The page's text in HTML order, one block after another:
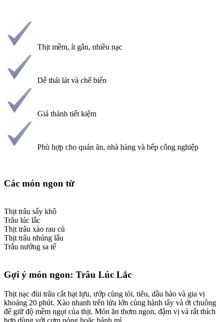
Thịt mềm, ít gân, nhiều nạc
Dễ thái lát và chế biến
Giá thành tiết kiệm
Phù hợp cho quán ăn, nhà hàng và bếp công nghiệp
Các món ngon từ​
Thịt trâu sấy khô
Trâu lúc lắc
Thịt trâu xào rau củ
Thịt trâu nhúng lẩu
Trâu nướng sa tế
Gợi ý món ngon: Trâu Lúc Lắc​
Thịt nạc đùi trâu cắt hạt lựu, ướp cùng tỏi, tiêu, dầu hào và gia vị
khoảng 20 phút. Xào nhanh trên lửa lớn cùng hành tây và ớt chuông
để giữ độ mềm ngọt của thịt. Món ăn thơm ngon, đậm vị và rất thích
hợp dùng với cơm nóng hoặc bánh mì.